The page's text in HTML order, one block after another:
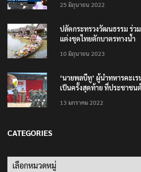
25 มิถุนายน 2022
ปลัดกระทรวงวัฒนธรรม ร่ว
แต่งชุดไทยตักบาตรทางน้ำ
10 มิถุนายน 2023
‘นายพลบีทู’ ผู้นำทหารคะเ
เป็นครั้งสุดท้าย ที่ประชาชน
13 มกราคม 2022
CATEGORIES